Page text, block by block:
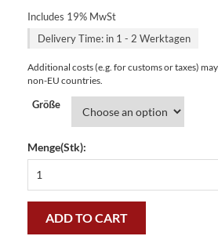
Includes 19% MwSt
Delivery Time: in 1 - 2 Werktagen
Additional costs (e.g. for customs or taxes)
non-EU countries.
Größe
Menge(Stk):
smile
ADD TO CART